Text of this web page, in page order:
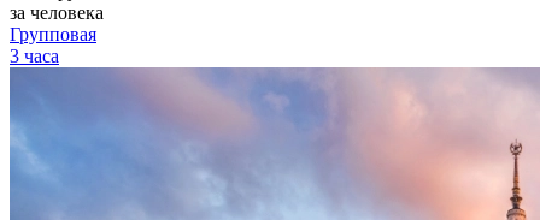
за человека
Групповая
3 часа